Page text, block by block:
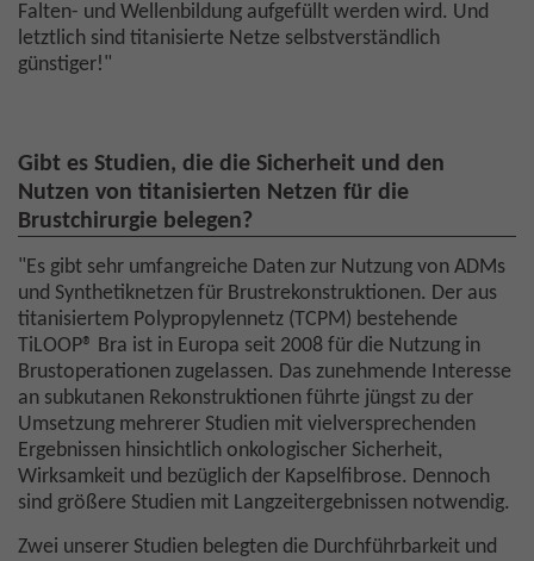
Falten- und Wellenbildung aufgefüllt werden wird. Und
letztlich sind titanisierte Netze selbstverständlich
günstiger!"
Gibt es Studien, die die Sicherheit und den
Nutzen von titanisierten Netzen für die
Brustchirurgie belegen?
"Es gibt sehr umfangreiche Daten zur Nutzung von ADMs
und Synthetiknetzen für Brustrekonstruktionen. Der aus
titanisiertem Polypropylennetz (TCPM) bestehende
TiLOOP® Bra ist in Europa seit 2008 für die Nutzung in
Brustoperationen zugelassen. Das zunehmende Interesse
an subkutanen Rekonstruktionen führte jüngst zu der
Umsetzung mehrerer Studien mit vielversprechenden
Ergebnissen hinsichtlich onkologischer Sicherheit,
Wirksamkeit und bezüglich der Kapselfibrose. Dennoch
sind größere Studien mit Langzeitergebnissen notwendig.
Zwei unserer Studien belegten die Durchführbarkeit und